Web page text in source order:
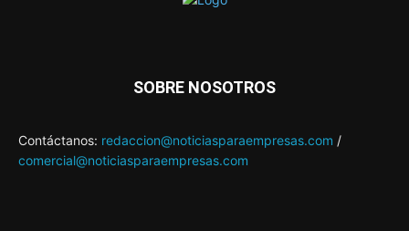
SOBRE NOSOTROS
Contáctanos: redaccion@noticiasparaempresas.com /
comercial@noticiasparaempresas.com